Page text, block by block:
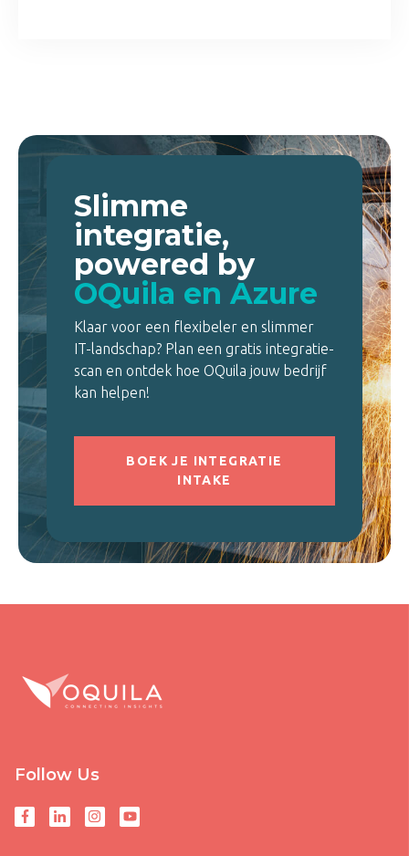
Slimme
integratie,
powered by
OQuila en Azure
Klaar voor een flexibeler en slimmer
IT-landschap? Plan een gratis integratie-
scan en ontdek hoe OQuila jouw bedrijf
kan helpen!
BOEK JE INTEGRATIE
INTAKE
Follow Us